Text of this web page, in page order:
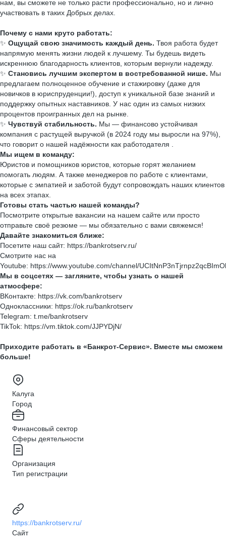
нам, вы сможете не только расти профессионально, но и лично
участвовать в таких Добрых делах.
Почему с нами круто работать:
✨ Ощущай свою значимость каждый день. Твоя работа будет
напрямую менять жизни людей к лучшему. Ты будешь видеть
искреннюю благодарность клиентов, которым вернули надежду.
✨ Становись лучшим экспертом в востребованной нише. Мы
предлагаем полноценное обучение и стажировку (даже для
новичков в юриспруденции!), доступ к уникальной базе знаний и
поддержку опытных наставников. У нас один из самых низких
процентов проигранных дел на рынке.
✨ Чувствуй стабильность. Мы — финансово устойчивая
компания с растущей выручкой (в 2024 году мы выросли на 97%),
что говорит о нашей надёжности как работодателя .
Мы ищем в команду:
Юристов и помощников юристов, которые горят желанием
помогать людям. А также менеджеров по работе с клиентами,
которые с эмпатией и заботой будут сопровождать наших клиентов
на всех этапах.
Готовы стать частью нашей команды?
Посмотрите открытые вакансии на нашем сайте или просто
отправьте своё резюме — мы обязательно с вами свяжемся!
Давайте знакомиться ближе:
Посетите наш сайт: https://bankrotserv.ru/
Смотрите нас на
Youtube: https://www.youtube.com/channel/
Мы в соцсетях — загляните, чтобы узнать о нашей
атмосфере:
ВКонтакте: https://vk.com/bankrotserv
Одноклассники: https://ok.ru/bankrotserv
Telegram: t.me/bankrotserv
TikTok: https://vm.tiktok.com/JJPYDjN/
Приходите работать в «Банкрот-Сервис». Вместе мы сможем
больше!
Калуга
Город
Финансовый сектор
Сферы деятельности
Организация
Тип регистрации
https://bankrotserv.ru/
Сайт